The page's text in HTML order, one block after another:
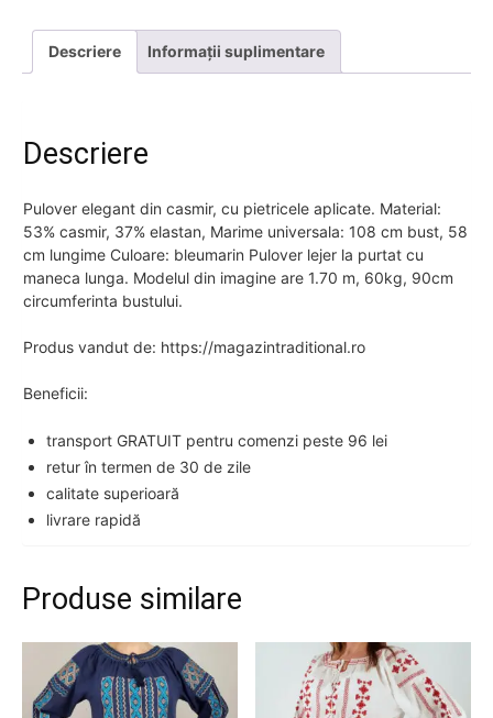
Descriere Informații suplimentare
Descriere
Pulover elegant din casmir, cu pietricele aplicate. Material:
53% casmir, 37% elastan, Marime universala: 108 cm bust, 58
cm lungime Culoare: bleumarin Pulover lejer la purtat cu
maneca lunga. Modelul din imagine are 1.70 m, 60kg, 90cm
circumferinta bustului.
Produs vandut de: https://magazintraditional.ro
Beneficii:
transport GRATUIT pentru comenzi peste 96 lei
retur în termen de 30 de zile
calitate superioară
livrare rapidă
Produse similare